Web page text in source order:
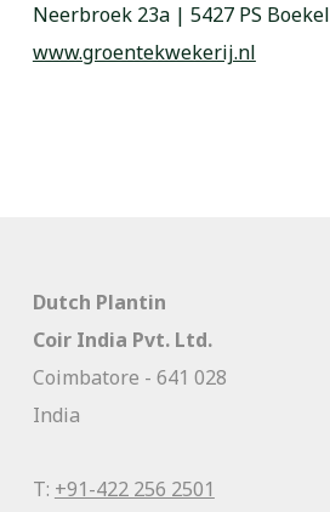
Neerbroek 23a | 5427 PS Boekel
www.groentekwekerij.nl
Dutch Plantin
Coir India Pvt. Ltd.
Coimbatore - 641 028
India
T: +91-422 256 2501